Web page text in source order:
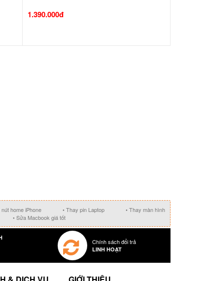
1.390.000đ
nút home iPhone • Thay pin Laptop
• Thay màn hình
• Sửa Macbook giá tốt
Chính sách đổi trả
LINH HOẠT